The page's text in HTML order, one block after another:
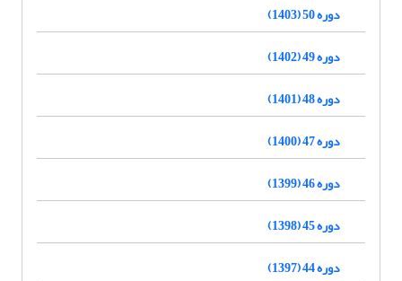
دوره 50 (1403)
دوره 49 (1402)
دوره 48 (1401)
دوره 47 (1400)
دوره 46 (1399)
دوره 45 (1398)
دوره 44 (1397)